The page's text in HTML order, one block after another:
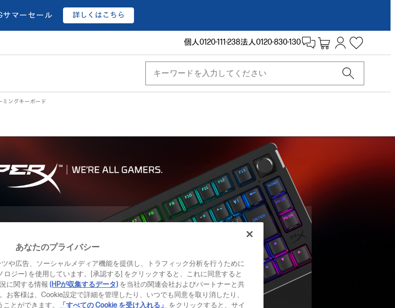
サマーセール 詳しくはこちら
個人0120-111-238法人0120-830-130
ミングキーボード
あなたのプライバシー
や広告、ソーシャルメディア機能を提供し、トラフィック分析を行うために
ジー) を使用しています。[承認する] をクリックすると、これに同意すると
に関する情報 (HPが収集するデータ) を当社の関連会社およびパートナーと共
お客様は、Cookie設定で詳細を管理したり、いつでも同意を取り消したり、
ことができます。 「すべての Cookie を受け入れる」
をクリックすると、サイ